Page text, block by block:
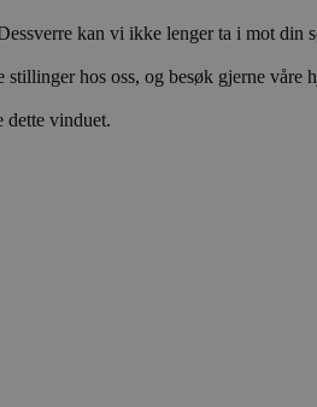
kan vi ikke lenger ta i mot din
hos oss, og besøk gjerne
vinduet.